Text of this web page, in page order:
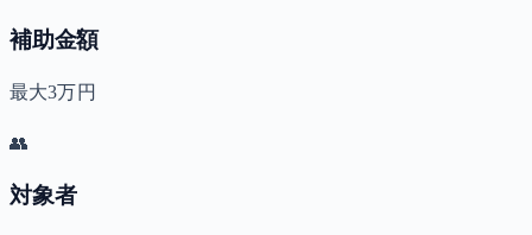
補助金額
最大3万円
👥
対象者